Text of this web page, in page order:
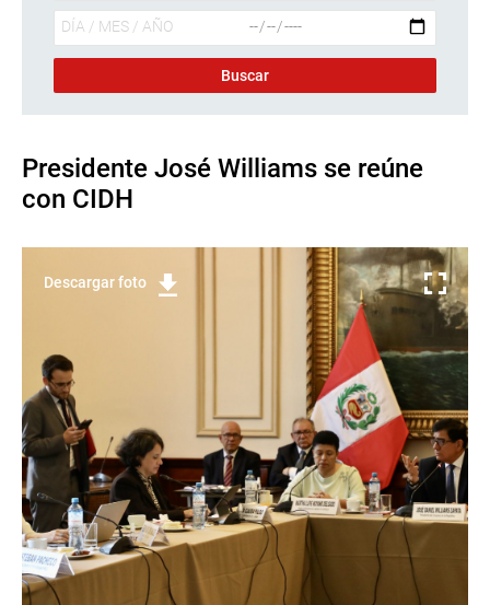
Presidente José Williams se reúne
con CIDH
Descargar foto